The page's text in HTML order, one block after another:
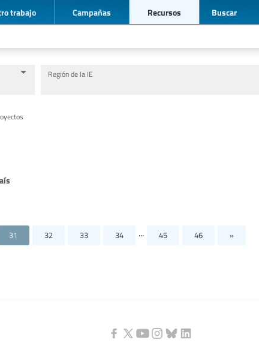
trabajo Campañas Recursos Buscar
Región de la IE
31 32 33 34 ... 45 46 »